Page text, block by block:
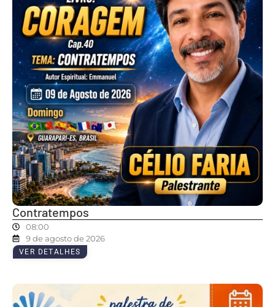
Contratempos
08:00
9 de agosto de 2026
VER DETALHES